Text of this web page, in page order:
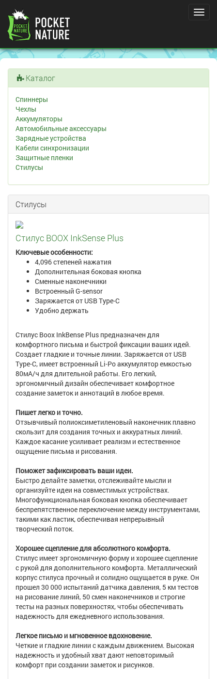
Каталог
Спиннеры
Чехлы
Аккумуляторы
Автомобильные аксессуары
Зарядные устройства
Кабели синхронизации
Защитные пленки
Стилусы
Стилусы
Стилус BOOX InkSense Plus
Ключевые особенности:
4,096 степеней нажатия
Дополнительная боковая кнопка
Сменные наконечники
Встроенный G-sensor
Заряжается от USB Type-C
Удобно держать
Стилус Boox InkВense Plus предназначен для
комфортного письма и быстрой фиксации ваших идей.
Создает гладкие и точные линии. Заряжается от USB
Type-C, имеет встроенный Li-Po аккумулятор емкостью
80мА/ч для длительной работы. Его легкий,
эргономичный дизайн обеспечивает комфортное
создание заметок и аннотаций в любое время.
Пишет легко и точно.
Отзывчивый полиоксиметиленовый наконечник плавно
скользит для создания точных и аккуратных линий.
Каждое касание усиливает реализм и естественное
ощущение письма и рисования.
Поможет зафиксировать ваши идеи.
Быстро делайте заметки, отслеживайте мысли и
организуйте идеи на совместимых устройствах.
Многофункциональная боковая кнопка обеспечивает
беспрепятственное переключение между инструментами,
такими как ластик, обеспечивая непрерывный
творческий поток.
Хорошее сцепление для абсолютного комфорта.
Стилус имеет эргономичную форму и хорошее сцепление
с рукой для дополнительного комфорта. Металлический
корпус стилуса прочный и солидно ощущается в руке. Он
прошел 30 000 испытаний датчика давления, 5 км тестов
на рисование линий, 50 смен наконечников и строгие
тесты на разных поверхностях, чтобы обеспечивать
надежность для ежедневного использования.
Легкое письмо и мгновенное вдохновение.
Четкие и гладкие линии с каждым движением. Высокая
надежность и удобный хват дают неповторимый
комфорт при создании заметок и рисунков.